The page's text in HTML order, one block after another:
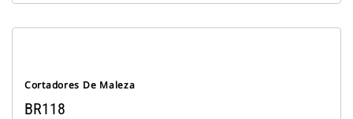
Cortadores De Maleza
BR118